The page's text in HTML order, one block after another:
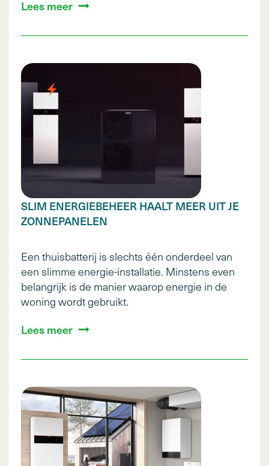
Lees meer
SLIM ENERGIEBEHEER HAALT MEER UIT JE
ZONNEPANELEN
Een thuisbatterij is slechts één onderdeel van
een slimme energie-installatie. Minstens even
belangrijk is de manier waarop energie in de
woning wordt gebruikt.
Lees meer